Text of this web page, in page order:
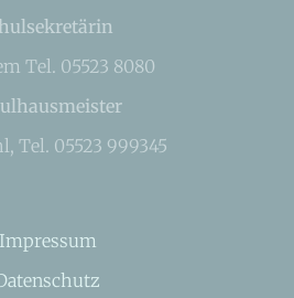
Tel. 05523 8080
Tel. 05523 999345
Impressum